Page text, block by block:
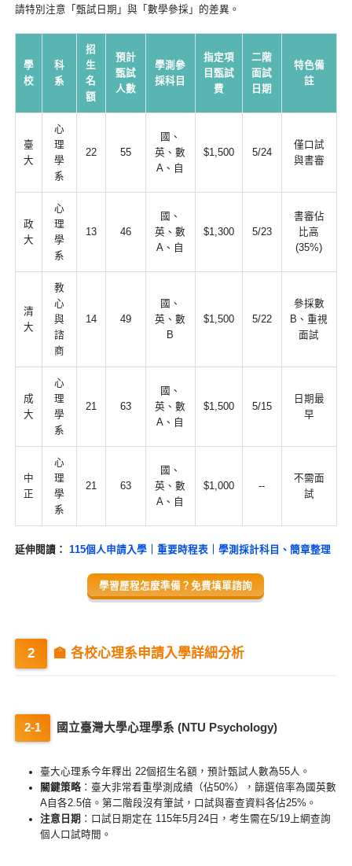
請特別注意「甄試日期」與「數學參採」的差異。
學
校
科
系
招
生
名
額
預計
甄試
人數
學測參
採科目
指定項
目甄試
費
二階
面試
日期
特色備
註
臺
大
心
理
學
系
22 55
國、
英、數
A、自
$1,500 5/24
僅口試
與書審
政
大
心
理
學
系
13 46
國、
英、數
A、自
$1,300 5/23
書審佔
比高
(35%)
清
大
教
心
與
諮
商
14 49
國、
英、數
B
$1,500 5/22
參採數
B、重視
面試
成
大
心
理
學
系
21 63
國、
英、數
A、自
$1,500 5/15
日期最
早
中
正
心
理
學
系
21 63
國、
英、數
A、自
$1,000 --
不需面
試
延伸閱讀： 115個人申請入學｜重要時程表｜學測採計科目、簡章整理
學習歷程怎麼準備？免費填單諮詢
🏫 各校心理系申請入學詳細分析
國立臺灣大學心理學系 (NTU Psychology)
臺大心理系今年釋出 22個招生名額，預計甄試人數為55人。
關鍵策略：臺大非常看重學測成績（佔50%），篩選倍率為國英數
A自各2.5倍。第二階段沒有筆試，口試與審查資料各佔25%。
注意日期 ：口試日期定在 115年5月24日，考生需在5/19上網查詢
個人口試時間。